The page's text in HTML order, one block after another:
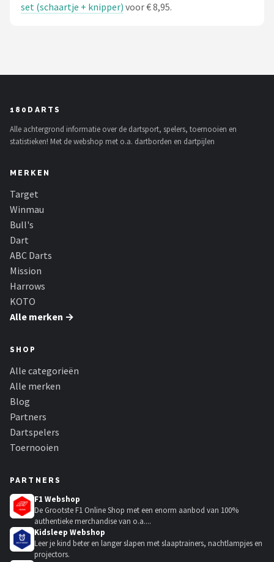
set (schaartje + knipper) voor € 8,95.
180DARTS
Alle achtergrond informatie over de dartsport, spelers, toernooien en
statistieken! Met de webshop met o.a. dartborden en dartpijlen
MERKEN
Target
Winmau
Bull's
Dart
ABC Darts
Mission
Harrows
KOTO
Alle merken →
SHOP
Alle categorieën
Alle merken
Blog
Partners
Dartspelers
Toernooien
PARTNERS
F1 Webshop
De Grootste F1 Online Shop met een enorm aanbod van 100%
authentieke merchandise van o.a....
Kidsleep Webshop
Leer je kind beter en langer slapen met slaaptrainers, nachtlampjes en
projectors.